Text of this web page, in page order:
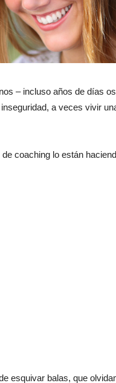
– incluso años de días
a veces vivir
coaching lo están
esquivar balas, que